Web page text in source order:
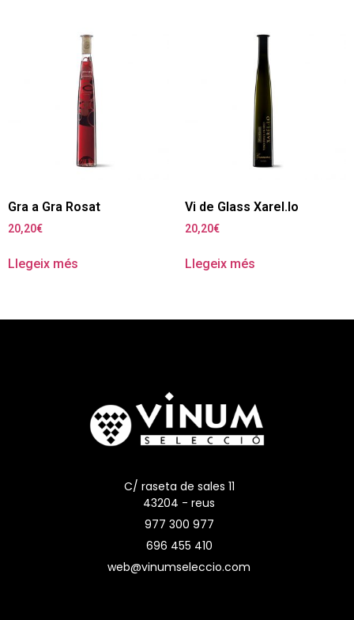
Gra a Gra Rosat
20,20€
Llegeix més
Vi de Glass Xarel.lo
20,20€
Llegeix més
C/ raseta de sales 11
43204 - reus
977 300 977
696 455 410
web@vinumseleccio.com